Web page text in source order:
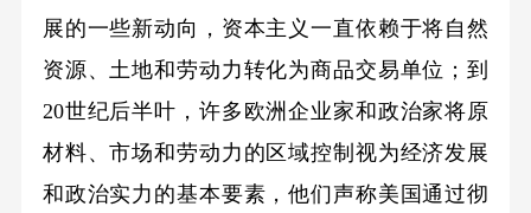
展的一些新动向，资本主义一直依赖于将自然
资源、土地和劳动力转化为商品交易单位；到
20世纪后半叶，许多欧洲企业家和政治家将原
材料、市场和劳动力的区域控制视为经济发展
和政治实力的基本要素，他们声称美国通过彻